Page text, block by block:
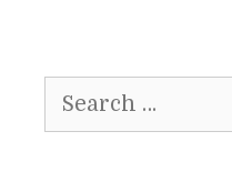
for: